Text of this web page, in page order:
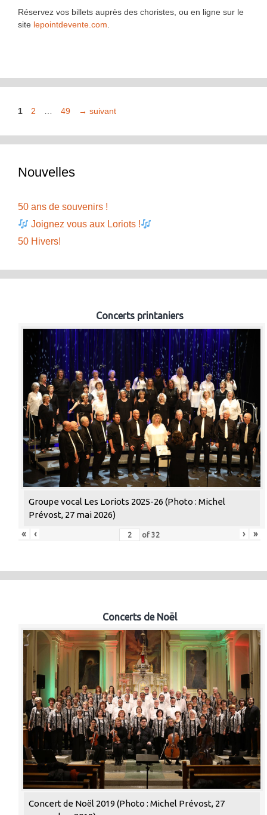
Réservez vos billets auprès des choristes, ou en ligne sur le
site lepointdevente.com
Page
1 Page
2 Page
49 → suivant
Nouvelles
50 ans de souvenirs !
Joignez vous aux Loriots !
50 Hivers!
Concerts printaniers
Groupe vocal Les Loriots 2025-26 (Photo : Michel
Prévost, 27 mai 2026)
«
‹ of 32 › »
Concerts de Noël
Concert de Noël 2019 (Photo : Michel Prévost, 27